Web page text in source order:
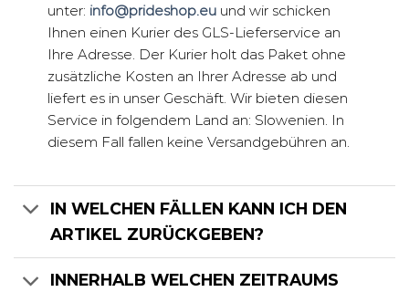
unter: info@prideshop.euund wir schicken
Ihnen einen Kurier des GLS-Lieferservice an
Ihre Adresse. Der Kurier holt das Paket ohne
zusätzliche Kosten an Ihrer Adresse ab und
liefert es in unser Geschäft. Wir bieten diesen
Service in folgendem Land an: Slowenien. In
diesem Fall fallen keine Versandgebühren an.
IN WELCHEN FÄLLEN KANN ICH DEN
ARTIKEL ZURÜCKGEBEN?
INNERHALB WELCHEN ZEITRAUMS